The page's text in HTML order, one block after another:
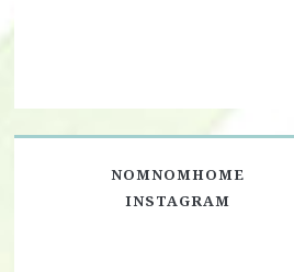
NOMNOMHOME
INSTAGRAM